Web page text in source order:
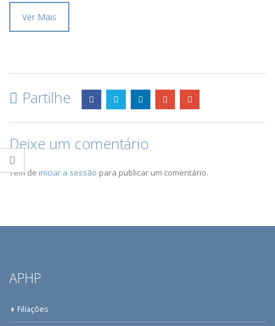
Ver Mais
Partilhe
Deixe um comentário
Tem de iniciar a sessão para publicar um comentário.
APHP
Filiações